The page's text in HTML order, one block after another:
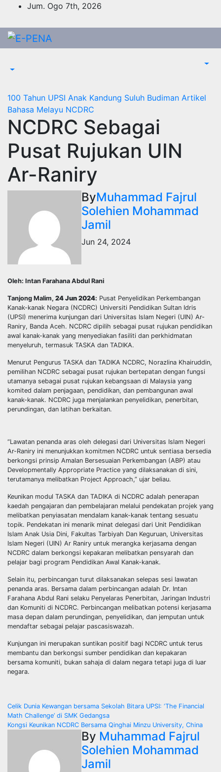
content
Jum. Ogo 7th, 2026
100 Tahun UPSI Anak Kandung Suluh Budiman Artikel
Bahasa Melayu NCDRC
NCDRC Sebagai
Pusat Rujukan UIN
Ar-Raniry
ByMuhammad Fajrul
Solehien Mohammad
Jamil
Jun 24, 2024
Oleh: Intan Farahana Abdul Rani
Tanjong Malim, 24 Jun 2024: Pusat Penyelidikan Perkembangan
Kanak-kanak Negara (NCDRC) Universiti Pendidikan Sultan Idris
(UPSI) menerima kunjungan dari Universitas Islam Negeri (UIN) Ar-
Raniry, Banda Aceh. NCDRC dipilih sebagai pusat rujukan pendidikan
awal kanak-kanak yang menyediakan fasiliti dan perkhidmatan
menyeluruh, termasuk TASKA dan TADIKA.
Menurut Pengurus TASKA dan TADIKA NCDRC, Norazlina Khairuddin,
pemilihan NCDRC sebagai pusat rujukan bertepatan dengan fungsi
utamanya sebagai pusat rujukan kebangsaan di Malaysia yang
komited dalam penjagaan, pendidikan, dan pembangunan awal
kanak-kanak. NCDRC juga menjalankan penyelidikan, penerbitan,
perundingan, dan latihan berkaitan.
“Lawatan penanda aras oleh delegasi dari Universitas Islam Negeri
Ar-Raniry ini menunjukkan komitmen NCDRC untuk sentiasa bersedia
berkongsi prinsip Amalan Bersesuaian Perkembangan (ABP) atau
Developmentally Appropriate Practice yang dilaksanakan di sini,
terutamanya melibatkan Project Approach,” ujar beliau.
Keunikan modul TASKA dan TADIKA di NCDRC adalah penerapan
kaedah pengajaran dan pembelajaran melalui pendekatan projek yang
melibatkan penyiasatan mendalam kanak-kanak tentang sesuatu
topik. Pendekatan ini menarik minat delegasi dari Unit Pendidikan
Islam Anak Usia Dini, Fakultas Tarbiyah Dan Keguruan, Universitas
Islam Negeri (UIN) Ar Raniry untuk merangka kerjasama dengan
NCDRC dalam berkongsi kepakaran melibatkan pensyarah dan
pelajar bagi program Pendidikan Awal Kanak-kanak.
Selain itu, perbincangan turut dilaksanakan selepas sesi lawatan
penanda aras. Bersama dalam perbincangan adalah Dr. Intan
Farahana Abdul Rani selaku Penyelaras Penerbitan, Jaringan Industri
dan Komuniti di NCDRC. Perbincangan melibatkan potensi kerjasama
masa depan dalam perundingan, penyelidikan, dan jemputan untuk
mendaftar sebagai pelajar pascasiswazah.
Kunjungan ini merupakan suntikan positif bagi NCDRC untuk terus
membantu dan berkongsi sumber pendidikan dan kepakaran
bersama komuniti, bukan sahaja di dalam negara tetapi juga di luar
negara.
Navigasi
kiriman
Celik Dunia Kewangan bersama Sekolah Bitara UPSI: ‘The Financial
Math Challenge’ di SMK Gedangsa
Kongsi Keunikan NCDRC Bersama Qinghai Minzu University, China
By Muhammad Fajrul
Solehien Mohammad
Jamil